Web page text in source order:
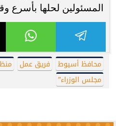
المسئولين لحلها بأسرع
محافظ أسيوط فريق عمل
مجلس الوزراء”